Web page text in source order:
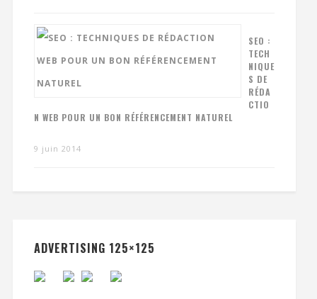
SEO :
TECH
NIQUE
S DE
RÉDA
CTIO
N WEB POUR UN BON RÉFÉRENCEMENT NATUREL
9 juin 2014
ADVERTISING 125×125